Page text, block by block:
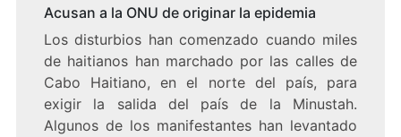
Acusan a la ONU de originar la epidemia
Los disturbios han comenzado cuando miles
de haitianos han marchado por las calles de
Cabo Haitiano, en el norte del país, para
exigir la salida del país de la Minustah.
Algunos de los manifestantes han levantado